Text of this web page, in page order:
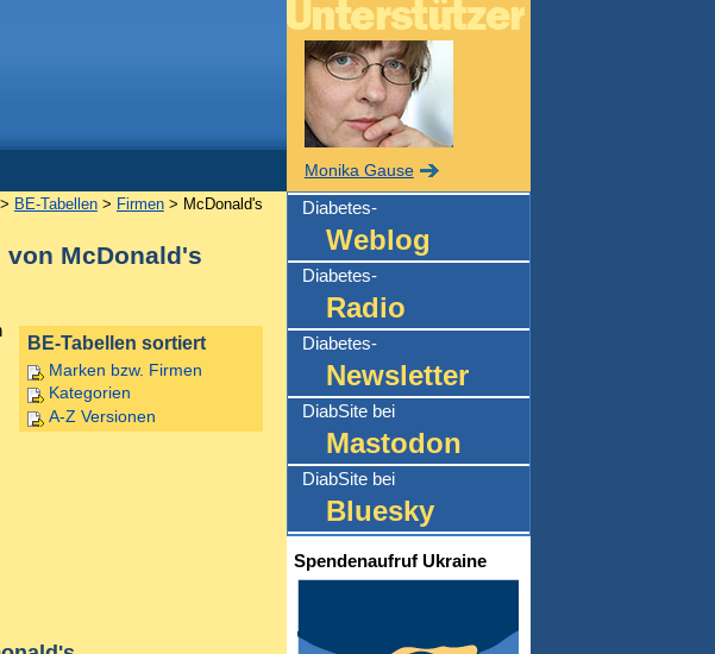
BE-Tabellen> Firmen> McDonald's
von McDonald's
BE-Tabellen sortiert
Marken bzw. Firmen
Kategorien
A-Z Versionen
Monika Gause
Diabetes-
Weblog
Diabetes-
Radio
Diabetes-
Newsletter
DiabSite bei
Mastodon
DiabSite bei
Bluesky
Spendenaufruf Ukraine